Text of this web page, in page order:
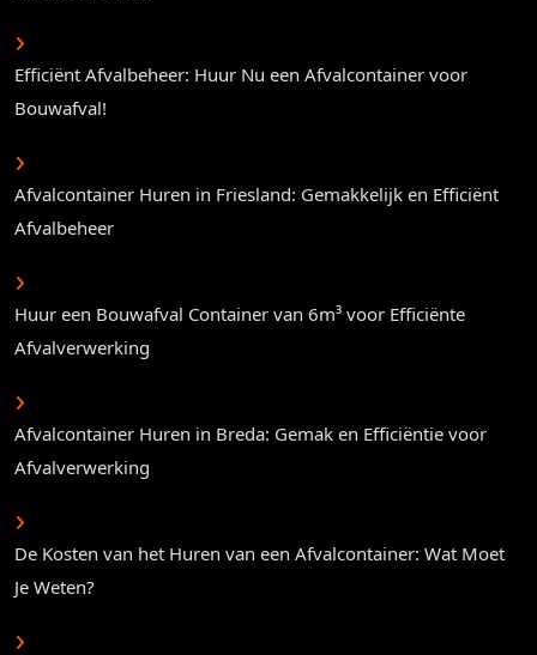
Efficiënt Afvalbeheer: Huur Nu een Afvalcontainer voor
Bouwafval!
Afvalcontainer Huren in Friesland: Gemakkelijk en Efficiënt
Afvalbeheer
Huur een Bouwafval Container van 6m³ voor Efficiënte
Afvalverwerking
Afvalcontainer Huren in Breda: Gemak en Efficiëntie voor
Afvalverwerking
De Kosten van het Huren van een Afvalcontainer: Wat Moet
Je Weten?